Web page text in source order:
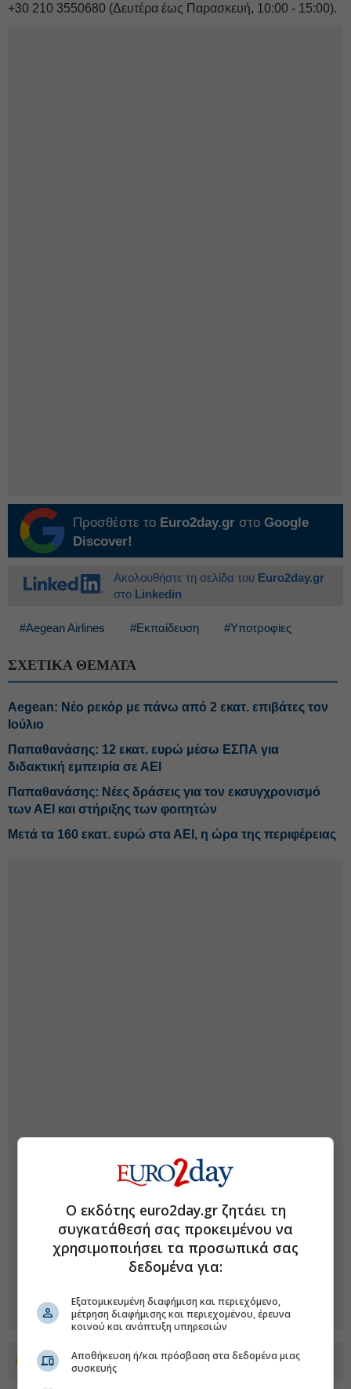
+30 210 3550680 (Δευτέρα έως Παρασκευή, 10:00 - 15:00).
Προσθέστε το Euro2day.gr στο Google
Discover!
Ακολουθήστε τη σελίδα του Euro2day.gr
στο Linkedin
#Aegean Airlines #Εκπαίδευση #Υποτροφίες
ΣΧΕΤΙΚΑ ΘΕΜΑΤΑ
Aegean: Νέο ρεκόρ με πάνω από 2 εκατ. επιβάτες τον
Ιούλιο
Παπαθανάσης: 12 εκατ. ευρώ μέσω ΕΣΠΑ για
διδακτική εμπειρία σε ΑΕΙ
Παπαθανάσης: Νέες δράσεις για τον εκσυγχρονισμό
των ΑΕΙ και στήριξης των φοιτητών
Μετά τα 160 εκατ. ευρώ στα ΑΕΙ, η ώρα της περιφέρειας
Προσθέστε το euro2day.gr στο Discover
Ο εκδότης euro2day.gr ζητάει τη
συγκατάθεσή σας προκειμένου να
χρησιμοποιήσει τα προσωπικά σας
δεδομένα για:
Εξατομικευμένη διαφήμιση και περιεχόμενο,
μέτρηση διαφήμισης και περιεχομένου, έρευνα
κοινού και ανάπτυξη υπηρεσιών
Αποθήκευση ή/και πρόσβαση στα δεδομένα μιας
συσκευής